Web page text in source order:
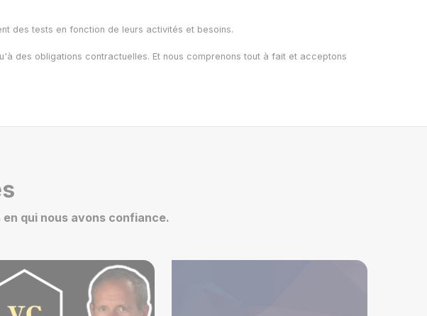
des tests en fonction de leurs activités et besoins.
des obligations contractuelles. Et nous comprenons tout à fait et acceptons
qui nous avons confiance.